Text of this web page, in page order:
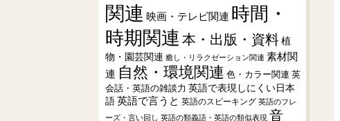
関連 映画・テレビ関連 時間・
時期関連 本・出版・資料植
物・園芸関連 癒し・リラクゼーション関連 素材関
連 自然・環境関連 色・カラー関連 英
会話・英語の雑談力 英語で表現しにくい日本
語 英語で言うと 英語のスピーキング 英語のフレ
ーズ・言い回し 英語の類義語・英語の類似表現 音